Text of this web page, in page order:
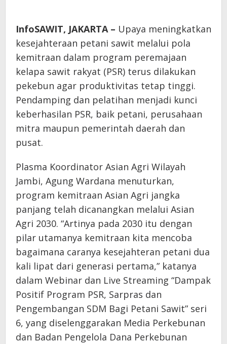
InfoSAWIT, JAKARTA – Upaya meningkatkan
kesejahteraan petani sawit melalui pola
kemitraan dalam program peremajaan
kelapa sawit rakyat (PSR) terus dilakukan
pekebun agar produktivitas tetap tinggi.
Pendamping dan pelatihan menjadi kunci
keberhasilan PSR, baik petani, perusahaan
mitra maupun pemerintah daerah dan
pusat.
Plasma Koordinator Asian Agri Wilayah
Jambi, Agung Wardana menuturkan,
program kemitraan Asian Agri jangka
panjang telah dicanangkan melalui Asian
Agri 2030. “Artinya pada 2030 itu dengan
pilar utamanya kemitraan kita mencoba
bagaimana caranya kesejahteran petani dua
kali lipat dari generasi pertama,” katanya
dalam Webinar dan Live Streaming “Dampak
Positif Program PSR, Sarpras dan
Pengembangan SDM Bagi Petani Sawit” seri
6, yang diselenggarakan Media Perkebunan
dan Badan Pengelola Dana Perkebunan